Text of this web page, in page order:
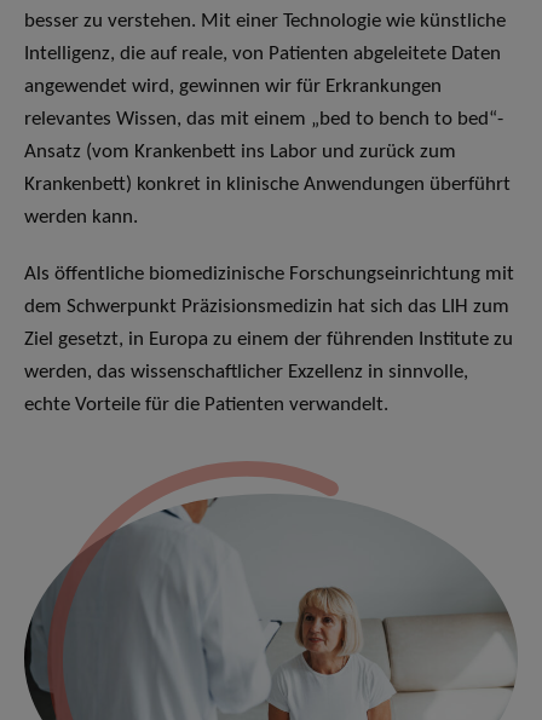
besser zu verstehen. Mit einer Technologie wie künstliche
Intelligenz, die auf reale, von Patienten abgeleitete Daten
angewendet wird, gewinnen wir für Erkrankungen
relevantes Wissen, das mit einem „bed to bench to bed“-
Ansatz (vom Krankenbett ins Labor und zurück zum
Krankenbett) konkret in klinische Anwendungen überführt
werden kann.
Als öffentliche biomedizinische Forschungseinrichtung mit
dem Schwerpunkt Präzisionsmedizin hat sich das LIH zum
Ziel gesetzt, in Europa zu einem der führenden Institute zu
werden, das wissenschaftlicher Exzellenz in sinnvolle,
echte Vorteile für die Patienten verwandelt.